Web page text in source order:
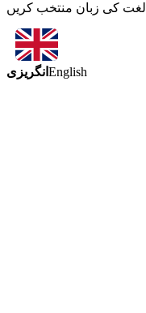
لغت کی زبان منتخب کریں
انگریزی English